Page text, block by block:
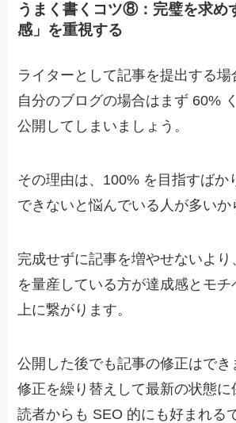
うまく書くコツ⑧：完璧を求め
感」を重視する
ライターとして記事を提出する場
自分のブログの場合は まず 60%
公開してしまいましょう。
その理由は、100% を目指すばか
できないと悩んでいる人が多いか
完成せずに記事を増やせないよ
を量産している方が達成感とモチ
上に繋がります。
公開した後でも記事の修正はでき
修正を繰り替えして最新の状態
読者からも SEO 的にも好まれる